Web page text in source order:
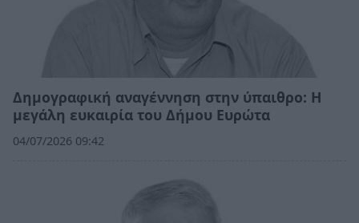
Δημογραφική αναγέννηση στην ύπαιθρο: Η
μεγάλη ευκαιρία του Δήμου Ευρώτα
04/07/2026 09:42